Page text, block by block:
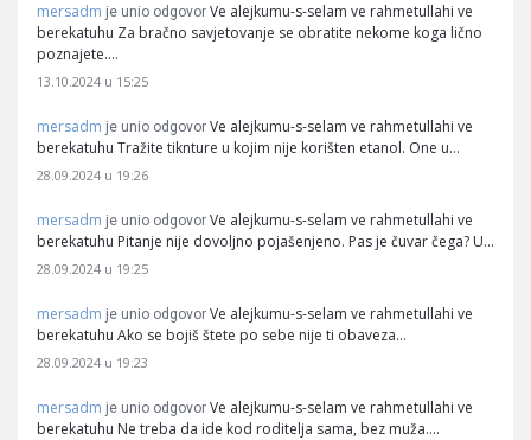
mersadm je unio odgovor Ve alejkumu-s-selam ve rahmetullahi ve
berekatuhu Za bračno savjetovanje se obratite nekome koga lično
poznajete.…
13.10.2024 u 15:25
mersadm je unio odgovor Ve alejkumu-s-selam ve rahmetullahi ve
berekatuhu Tražite tiknture u kojim nije korišten etanol. One u…
28.09.2024 u 19:26
mersadm je unio odgovor Ve alejkumu-s-selam ve rahmetullahi ve
berekatuhu Pitanje nije dovoljno pojašenjeno. Pas je čuvar čega? U…
28.09.2024 u 19:25
mersadm je unio odgovor Ve alejkumu-s-selam ve rahmetullahi ve
berekatuhu Ako se bojiš štete po sebe nije ti obaveza…
28.09.2024 u 19:23
mersadm je unio odgovor Ve alejkumu-s-selam ve rahmetullahi ve
berekatuhu Ne treba da ide kod roditelja sama, bez muža.…